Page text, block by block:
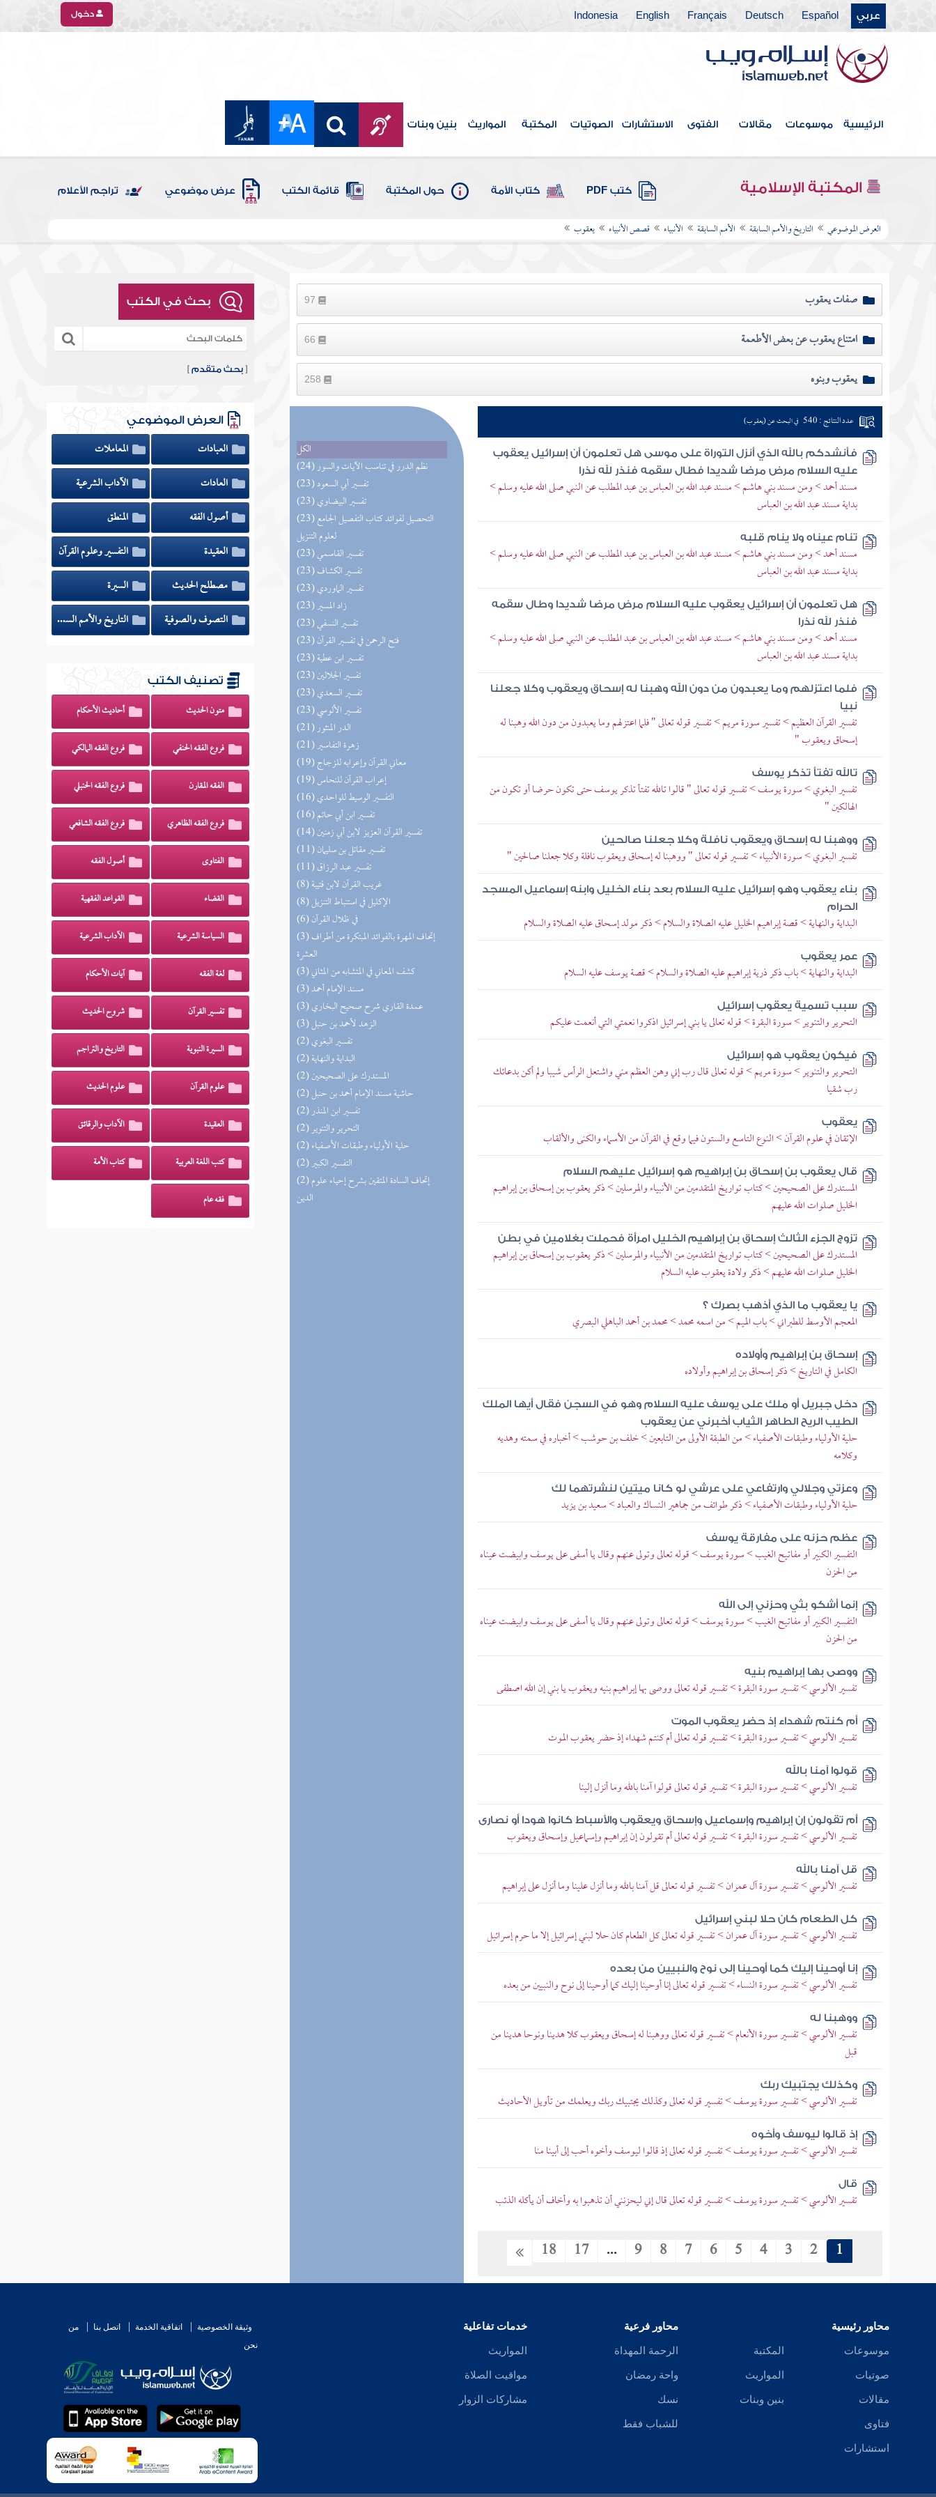
عربي Español
Deutsch
Français
English
Indonesia دخول
الرئيسية موسوعات مقالات الفتوى الاستشارات الصوتيات المكتبة المواريث بنين وبنات
المكتبة الإسلامية كتب PDF كتاب الأمة حول المكتبة قائمة الكتب عرض موضوعي تراجم الأعلام
العرض الموضوعي التاريخ والأمم السابقة الأمم السابقة الأنبياء قصص الأنبياء يعقوب
صفات يعقوب
امتناع يعقوب عن بعض الأطعمة
يعقوب وبنوه
الكل
(24) نظم الدرر في تناسب الآيات والسور
(23) تفسير أبي السعود
(23) تفسير البيضاوي
(23) التحصيل لفوائد كتاب التفصيل الجامع
لعلوم التنزيل
(23) تفسير القاسمي
(23) تفسير الكشاف
(23) تفسير الماوردي
(23) زاد المسير
(23) تفسير النسفي
(23) فتح الرحمن في تفسير القرآن
(23) تفسير ابن عطية
(23) تفسير الجلالين
(23) تفسير السعدي
(23) تفسير الألوسي
(21) الدر المنثور
(21) زهرة التفاسير
(19) معاني القرآن وإعرابه للزجاج
(19) إعراب القرآن للنحاس
(16) التفسير الوسيط للواحدي
(16) تفسير ابن أبي حاتم
(14) تفسير القرآن العزيز لابن أبي زمنين
(11) تفسير مقاتل بن سليمان
(11) تفسير عبد الرزاق
(8) غريب القرآن لابن قتيبة
(8) الإكليل في استنباط التنزيل
(6) في ظلال القرآن
(3) إتحاف المهرة بالفوائد المبتكرة من أطراف
العشرة
(3) كشف المعاني في المتشابه من المثاني
(3) مسند الإمام أحمد
(3) عمدة القاري شرح صحيح البخاري
(3) الزهد لأحمد بن حنبل
(2) تفسير البغوي
(2) البداية والنهاية
(2) المستدرك على الصحيحين
(2) حاشية مسند الإمام أحمد بن حنبل
(2) تفسير ابن المنذر
(2) التحرير والتنوير
(2) حلية الأولياء وطبقات الأصفياء
(2) التفسير الكبير
(2) إتحاف السادة المتقين بشرح إحياء علوم
الدين
عدد النتائج : 540 في البحث عن (يعقوب)
فأنشدكم بالله الذي أنزل التوراة على موسى هل تعلمون أن إسرائيل يعقوب
عليه السلام مرض مرضا شديدا فطال سقمه فنذر لله نذرا
مسند أحمد > ومن مسند بني هاشم > مسند عبد الله بن العباس بن عبد المطلب عن النبي صلى الله عليه وسلم >
بداية مسند عبد الله بن العباس
تنام عيناه ولا ينام قلبه
مسند أحمد > ومن مسند بني هاشم > مسند عبد الله بن العباس بن عبد المطلب عن النبي صلى الله عليه وسلم >
بداية مسند عبد الله بن العباس
هل تعلمون أن إسرائيل يعقوب عليه السلام مرض مرضا شديدا وطال سقمه
فنذر لله نذرا
مسند أحمد > ومن مسند بني هاشم > مسند عبد الله بن العباس بن عبد المطلب عن النبي صلى الله عليه وسلم >
بداية مسند عبد الله بن العباس
فلما اعتزلهم وما يعبدون من دون الله وهبنا له إسحاق ويعقوب وكلا جعلنا
نبيا
تفسير القرآن العظيم > تفسير سورة مريم > تفسير قوله تعالى " فلما اعتزلهم وما يعبدون من دون الله وهبنا له
إسحاق ويعقوب "
تالله تفتأ تذكر يوسف
تفسير البغوي > سورة يوسف > تفسير قوله تعالى " قالوا تالله تفتأ تذكر يوسف حتى تكون حرضا أو تكون من
الهالكين "
ووهبنا له إسحاق ويعقوب نافلة وكلا جعلنا صالحين
تفسير البغوي > سورة الأنبياء > تفسير قوله تعالى " ووهبنا له إسحاق ويعقوب نافلة وكلا جعلنا صالحين "
بناء يعقوب وهو إسرائيل عليه السلام بعد بناء الخليل وابنه إسماعيل المسجد
الحرام
البداية والنهاية > قصة إبراهيم الخليل عليه الصلاة والسلام > ذكر مولد إسحاق عليه الصلاة والسلام
عمر يعقوب
البداية والنهاية > باب ذكر ذرية إبراهيم عليه الصلاة والسلام > قصة يوسف عليه السلام
سبب تسمية يعقوب إسرائيل
التحرير والتنوير > سورة البقرة > قوله تعالى يا بني إسرائيل اذكروا نعمتي التي أنعمت عليكم
فيكون يعقوب هو إسرائيل
التحرير والتنوير > سورة مريم > قوله تعالى قال رب إني وهن العظم مني واشتعل الرأس شيبا ولم أكن بدعائك
رب شقيا
يعقوب
الإتقان في علوم القرآن > النوع التاسع والستون فيما وقع في القرآن من الأسماء والكنى والألقاب
قال يعقوب بن إسحاق بن إبراهيم هو إسرائيل عليهم السلام
المستدرك على الصحيحين > كتاب تواريخ المتقدمين من الأنبياء والمرسلين > ذكر يعقوب بن إسحاق بن إبراهيم
الخليل صلوات الله عليهم
تزوج الجزء الثالث إسحاق بن إبراهيم الخليل امرأة فحملت بغلامين في بطن
المستدرك على الصحيحين > كتاب تواريخ المتقدمين من الأنبياء والمرسلين > ذكر يعقوب بن إسحاق بن إبراهيم
الخليل صلوات الله عليهم > ذكر ولادة يعقوب عليه السلام
يا يعقوب ما الذي أذهب بصرك ؟
المعجم الأوسط للطبراني > باب الميم > من اسمه محمد > محمد بن أحمد الباهلي البصري
إسحاق بن إبراهيم وأولاده
الكامل في التاريخ > ذكر إسحاق بن إبراهيم وأولاده
دخل جبريل أو ملك على يوسف عليه السلام وهو في السجن فقال أيها الملك
الطيب الريح الطاهر الثياب أخبرني عن يعقوب
حلية الأولياء وطبقات الأصفياء > من الطبقة الأولى من التابعين > خلف بن حوشب > أخباره في سمته وهديه
وكلامه
وعزتي وجلالي وارتفاعي على عرشي لو كانا ميتين لنشرتهما لك
حلية الأولياء وطبقات الأصفياء > ذكر طوائف من جماهير النساك والعباد > سعيد بن يزيد
عظم حزنه على مفارقة يوسف
التفسير الكبير أو مفاتيح الغيب > سورة يوسف > قوله تعالى وتولى عنهم وقال يا أسفى على يوسف وابيضت عيناه
من الحزن
إنما أشكو بثي وحزني إلى الله
التفسير الكبير أو مفاتيح الغيب > سورة يوسف > قوله تعالى وتولى عنهم وقال يا أسفى على يوسف وابيضت عيناه
من الحزن
ووصى بها إبراهيم بنيه
تفسير الألوسي > تفسير سورة البقرة > تفسير قوله تعالى ووصى بها إبراهيم بنيه ويعقوب يا بني إن الله اصطفى
أم كنتم شهداء إذ حضر يعقوب الموت
تفسير الألوسي > تفسير سورة البقرة > تفسير قوله تعالى أم كنتم شهداء إذ حضر يعقوب الموت
قولوا آمنا بالله
تفسير الألوسي > تفسير سورة البقرة > تفسير قوله تعالى قولوا آمنا بالله وما أنزل إلينا
أم تقولون إن إبراهيم وإسماعيل وإسحاق ويعقوب والأسباط كانوا هودا أو نصارى
تفسير الألوسي > تفسير سورة البقرة > تفسير قوله تعالى أم تقولون إن إبراهيم وإسماعيل وإسحاق ويعقوب
قل آمنا بالله
تفسير الألوسي > تفسير سورة آل عمران > تفسير قوله تعالى قل آمنا بالله وما أنزل علينا وما أنزل على إبراهيم
كل الطعام كان حلا لبني إسرائيل
تفسير الألوسي > تفسير سورة آل عمران > تفسير قوله تعالى كل الطعام كان حلا لبني إسرائيل إلا ما حرم إسرائيل
إنا أوحينا إليك كما أوحينا إلى نوح والنبيين من بعده
تفسير الألوسي > تفسير سورة النساء > تفسير قوله تعالى إنا أوحينا إليك كما أوحينا إلى نوح والنبيين من بعده
ووهبنا له
تفسير الألوسي > تفسير سورة الأنعام > تفسير قوله تعالى ووهبنا له إسحاق ويعقوب كلا هدينا ونوحا هدينا من
قبل
وكذلك يجتبيك ربك
تفسير الألوسي > تفسير سورة يوسف > تفسير قوله تعالى وكذلك يجتبيك ربك ويعلمك من تأويل الأحاديث
إذ قالوا ليوسف وأخوه
تفسير الألوسي > تفسير سورة يوسف > تفسير قوله تعالى إذ قالوا ليوسف وأخوه أحب إلى أبينا منا
قال
تفسير الألوسي > تفسير سورة يوسف > تفسير قوله تعالى قال إني ليحزنني أن تذهبوا به وأخاف أن يأكله الذئب
1
2
3
4
5
6
7
8
9
...
17
18
بحث في الكتب
[بحث متقدم ]
العرض الموضوعي
العبادات
المعاملات
العادات
الآداب الشرعية
أصول الفقه
المنطق
العقيدة
التفسير وعلوم القرآن
مصطلح الحديث
السيرة
التصوف والصوفية
التاريخ والأمم السابقة
تصنيف الكتب
متون الحديث أحاديث الأحكام
فروع الفقه الحنفي فروع الفقه المالكي
الفقه المقارن فروع الفقه الحنبلي
فروع الفقه الظاهري فروع الفقه الشافعي
الفتاوى أصول الفقه
القضاء القواعد الفقهية
السياسة الشرعية الآداب الشرعية
لغة الفقه آيات الأحكام
تفسير القرآن شروح الحديث
السيرة النبوية التاريخ والتراجم
علوم القرآن علوم الحديث
العقيدة الآداب والرقائق
كتب اللغة العربية كتاب الأمة
فقه عام
محاور رئيسية
موسوعات
صوتيات
مقالات
فتاوى
استشارات
المكتبة
المواريث
بنين وبنات
محاور فرعية
الرحمة المهداة
واحة رمضان
نسك
للشباب فقط
خدمات تفاعلية
المواريث
مواقيت الصلاة
مشاركات الزوار
وثيقة الخصوصية اتفاقية الخدمة اتصل بنا
من
نحن